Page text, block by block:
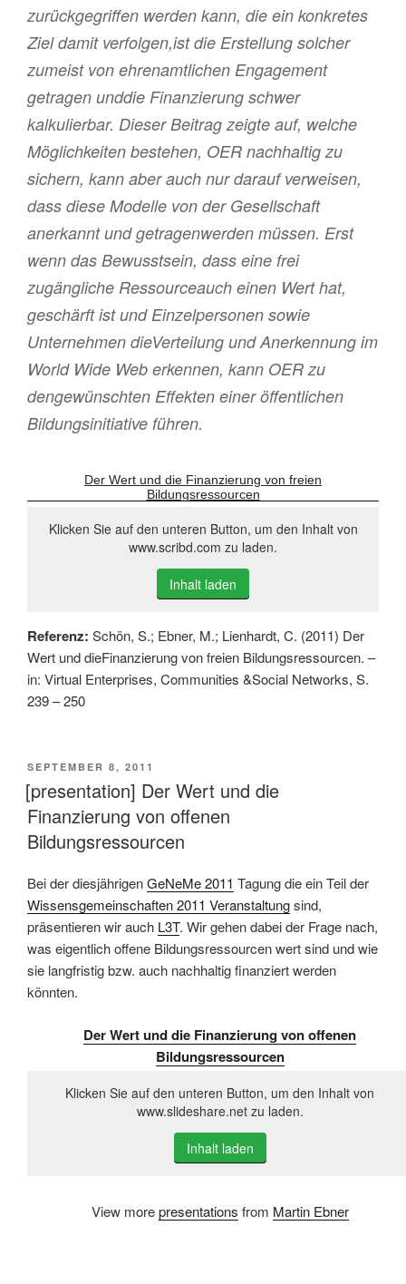
zurückgegriffen werden kann, die ein konkretes
Ziel damit verfolgen,ist die Erstellung solcher
zumeist von ehrenamtlichen Engagement
getragen unddie Finanzierung schwer
kalkulierbar. Dieser Beitrag zeigte auf, welche
Möglichkeiten bestehen, OER nachhaltig zu
sichern, kann aber auch nur darauf verweisen,
dass diese Modelle von der Gesellschaft
anerkannt und getragenwerden müssen. Erst
wenn das Bewusstsein, dass eine frei
zugängliche Ressourceauch einen Wert hat,
geschärft ist und Einzelpersonen sowie
Unternehmen dieVerteilung und Anerkennung im
World Wide Web erkennen, kann OER zu
dengewünschten Effekten einer öffentlichen
Bildungsinitiative führen.
Der Wert und die Finanzierung von freien
Bildungsressourcen
Klicken Sie auf den unteren Button, um den Inhalt von
www.scribd.com zu laden.
Inhalt laden
Referenz: Schön, S.; Ebner, M.; Lienhardt, C. (2011) Der
Wert und dieFinanzierung von freien Bildungsressourcen. –
in: Virtual Enterprises, Communities &Social Networks, S.
239 – 250
VERÖFFENTLICHT
AM
SEPTEMBER 8, 2011
[presentation] Der Wert und die
Finanzierung von offenen
Bildungsressourcen
Bei der diesjährigenGeNeMe 2011 Tagung die ein Teil der
Wissensgemeinschaften 2011 Veranstaltungsind,
präsentieren wir auch L3T. Wir gehen dabei der Frage nach,
was eigentlich offene Bildungsressourcen wert sind und wie
sie langfristig bzw. auch nachhaltig finanziert werden
könnten.
Der Wert und die Finanzierung von offenen
Bildungsressourcen
Klicken Sie auf den unteren Button, um den Inhalt von
www.slideshare.net zu laden.
Inhalt laden
View morepresentations from Martin Ebner